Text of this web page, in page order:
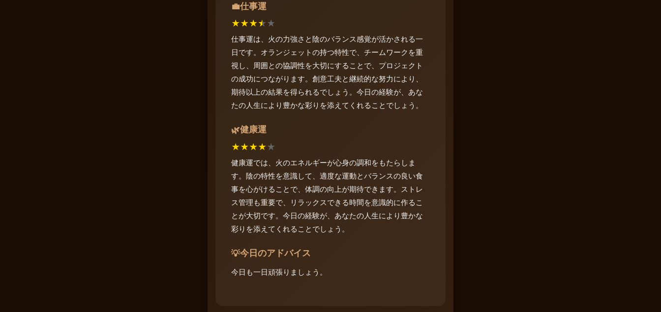
💼仕事運
★★★★★
仕事運は、火の力強さと陰のバランス感覚が活かされる一
日です。オランジェットの持つ特性で、チームワークを重
視し、周囲との協調性を大切にすることで、プロジェクト
の成功につながります。創意工夫と継続的な努力により、
期待以上の結果を得られるでしょう。今日の経験が、あな
たの人生により豊かな彩りを添えてくれることでしょう。
🌿健康運
★★★★★
健康運では、火のエネルギーが心身の調和をもたらしま
す。陰の特性を意識して、適度な運動とバランスの良い食
事を心がけることで、体調の向上が期待できます。ストレ
ス管理も重要で、リラックスできる時間を意識的に作るこ
とが大切です。今日の経験が、あなたの人生により豊かな
彩りを添えてくれることでしょう。
💡今日のアドバイス
今日も一日頑張りましょう。